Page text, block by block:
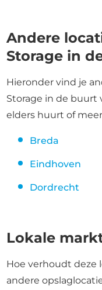
Andere
Storage in
Hieronder vind je
Storage in de buurt
elders huurt of
Breda
Eindhoven
Dordrecht
Lokale
Hoe verhoudt deze
andere